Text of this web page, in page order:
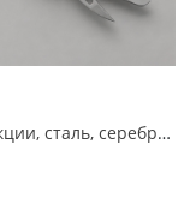
Мультитул Stinger, 110 х 27 мм, 23 функции, сталь, серебристый, в картонной коробке, в комплекте нейлоновый чехол